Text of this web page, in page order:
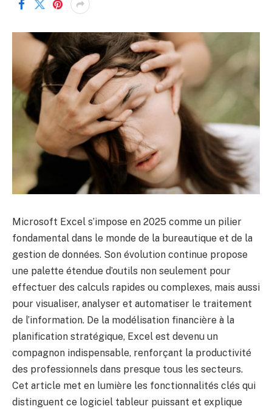
Microsoft Excel s’impose en 2025 comme un pilier
fondamental dans le monde de la bureautique et de la
gestion de données. Son évolution continue propose
une palette étendue d’outils non seulement pour
effectuer des calculs rapides ou complexes, mais aussi
pour visualiser, analyser et automatiser le traitement
de l’information. De la modélisation financière à la
planification stratégique, Excel est devenu un
compagnon indispensable, renforçant la productivité
des professionnels dans presque tous les secteurs.
Cet article met en lumière les fonctionnalités clés qui
distinguent ce logiciel tableur puissant et explique